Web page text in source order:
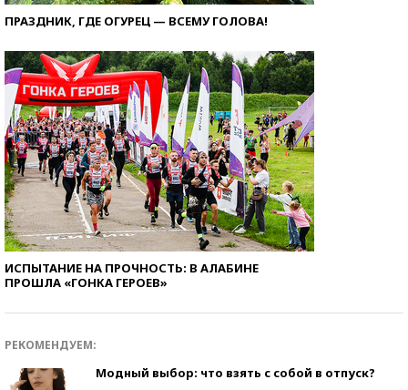
ПРАЗДНИК, ГДЕ ОГУРЕЦ — ВСЕМУ ГОЛОВА!
ИСПЫТАНИЕ НА ПРОЧНОСТЬ: В АЛАБИНЕ
ПРОШЛА «ГОНКА ГЕРОЕВ»
РЕКОМЕНДУЕМ:
Модный выбор: что взять с собой в отпуск?